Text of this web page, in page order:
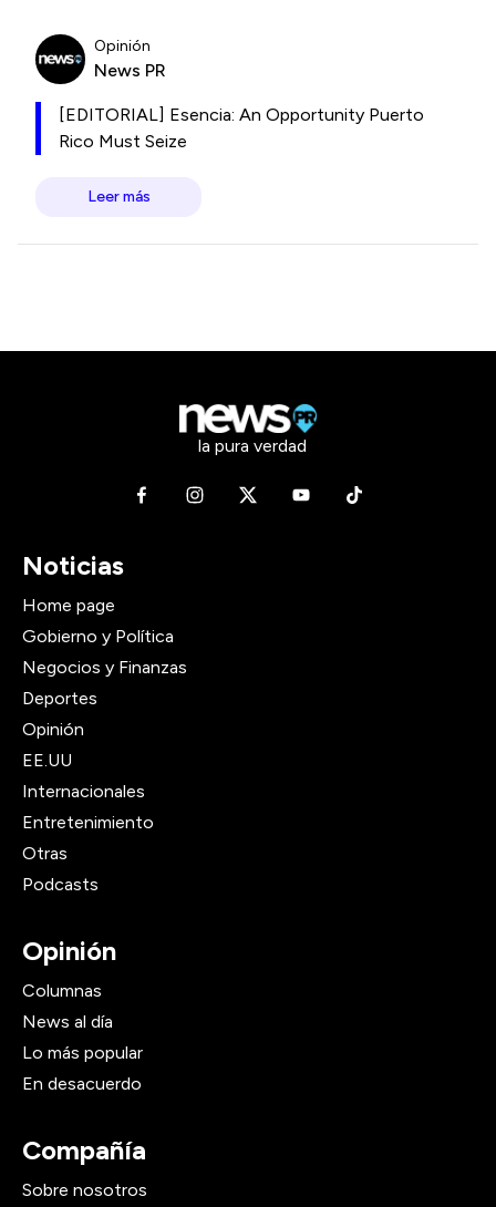
Opinión
News PR
[EDITORIAL] Esencia: An Opportunity Puerto
Rico Must Seize
Leer más
la pura verdad
Noticias
Home page
Gobierno y Política
Negocios y Finanzas
Deportes
Opinión
EE.UU
Internacionales
Entretenimiento
Otras
Podcasts
Opinión
Columnas
News al día
Lo más popular
En desacuerdo
Compañía
Sobre nosotros